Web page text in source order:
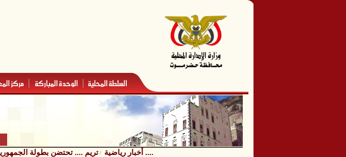
أخبار رياضية / تريم .... تحتضن بطولة الجمهورية للنخبة لألعاب القوى لفئتي الشباب والناشئين ....